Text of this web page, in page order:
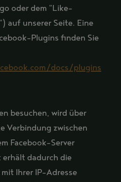
oder dem "Like-
auf unserer Seite. Eine
Plugins finden Sie
docs/plugins
besuchen, wird über
Verbindung zwischen
Facebook-Server
erhält dadurch die
Ihrer IP-Adresse